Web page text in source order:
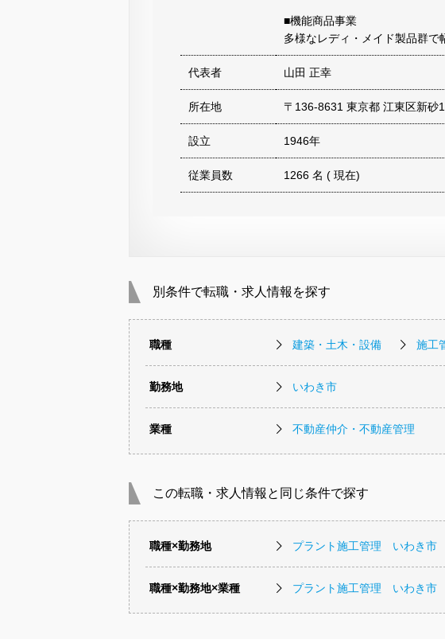
■機能商品事業
多様なレディ・メイド製品群で
代表者 山田 正幸
所在地 〒136-8631 東京都 江東区新砂
設立 1946年
従業員数 1266 名 ( 現在)
別条件で転職・求人情報を探す
職種 建築・土木・設備 施工
勤務地 いわき市
業種 不動産仲介・不動産管理
この転職・求人情報と同じ条件で探す
職種×勤務地 プラント施工管理 いわき市
職種×勤務地×業種 プラント施工管理 いわき市